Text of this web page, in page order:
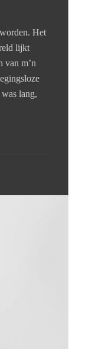
Het
lijkt
van m’n
lang,